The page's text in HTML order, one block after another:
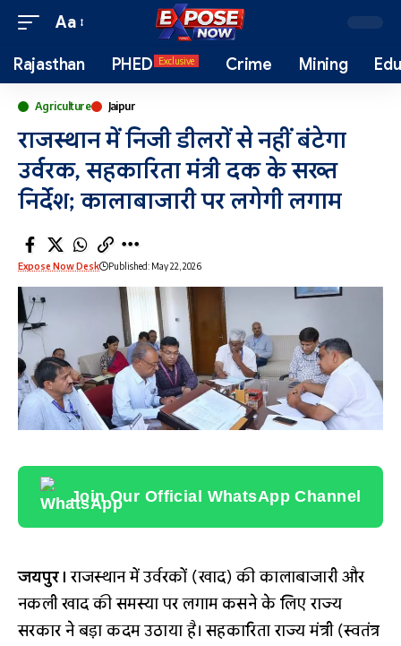
Aa
Rajasthan PHED Exclusive Crime Mining
Agriculture Jaipur
राजस्थान में निजी डीलरों से नहीं बंटेगा
उर्वरक, सहकारिता मंत्री दक के सख्त
निर्देश; कालाबाजारी पर लगेगी लगाम
Expose Now Desk Published: May 22, 2026
Join Our Official WhatsApp Channel
जयपुर। राजस्थान में उर्वरकों (खाद) की कालाबाजारी और
नकली खाद की समस्या पर लगाम कसने के लिए राज्य
सरकार ने बड़ा कदम उठाया है। सहकारिता राज्य मंत्री (स्वतंत्र